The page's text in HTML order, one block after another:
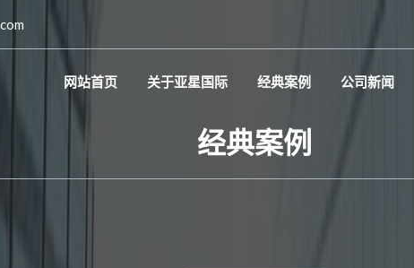
网站首页 关于亚星国际 经典案例 公司新闻
经典案例